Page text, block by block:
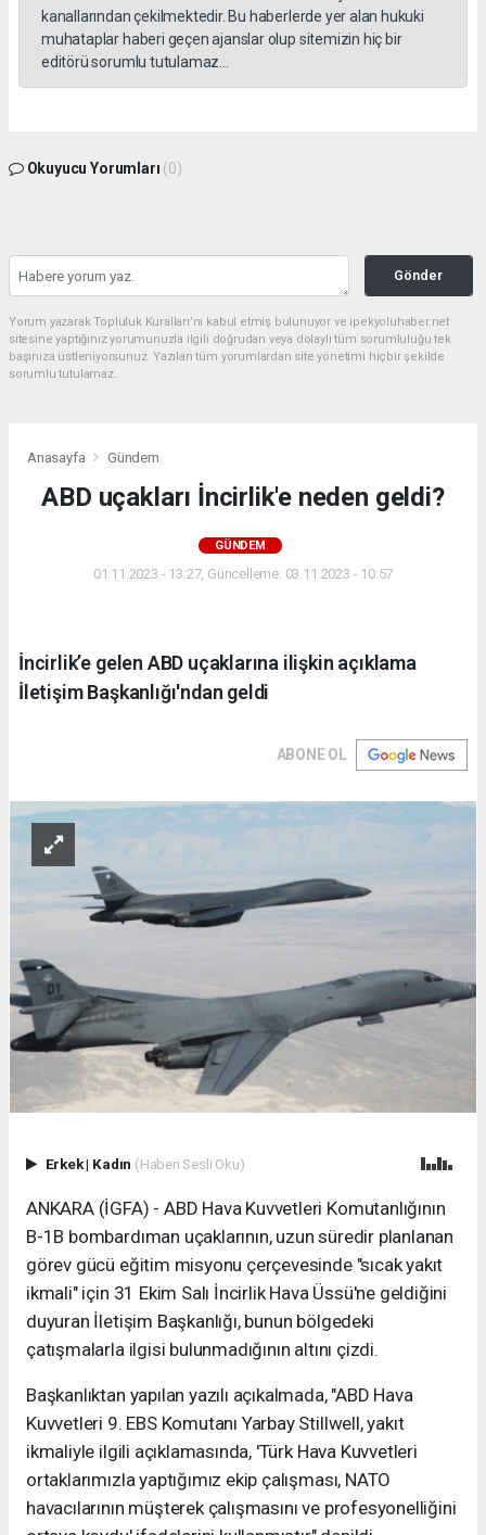
kanallarından çekilmektedir. Bu haberlerde yer alan hukuki
muhataplar haberi geçen ajanslar olup sitemizin hiç bir
editörü sorumlu tutulamaz...
Okuyucu Yorumları (0)
Gönder
Yorum yazarak Topluluk Kuralları’nı kabul etmiş bulunuyor ve ipekyoluhaber.net
sitesine yaptığınız yorumunuzla ilgili doğrudan veya dolaylı tüm sorumluluğu tek
başınıza üstleniyorsunuz. Yazılan tüm yorumlardan site yönetimi hiçbir şekilde
sorumlu tutulamaz.
Anasayfa Gündem
ABD uçakları İncirlik'e neden geldi?
GÜNDEM
01.11.2023 - 13:27, Güncelleme: 03.11.2023 - 10:57
İncirlik’e gelen ABD uçaklarına ilişkin açıklama
İletişim Başkanlığı'ndan geldi
ABONE OL
Erkek| Kadın (Haberi Sesli Oku)
ANKARA (İGFA) - ABD Hava Kuvvetleri Komutanlığının
B-1B bombardıman uçaklarının, uzun süredir planlanan
görev gücü eğitim misyonu çerçevesinde "sıcak yakıt
ikmali" için 31 Ekim Salı İncirlik Hava Üssü'ne geldiğini
duyuran İletişim Başkanlığı, bunun bölgedeki
çatışmalarla ilgisi bulunmadığının altını çizdi.
Başkanlıktan yapılan yazılı açıkalmada, "ABD Hava
Kuvvetleri 9. EBS Komutanı Yarbay Stillwell, yakıt
ikmaliyle ilgili açıklamasında, 'Türk Hava Kuvvetleri
ortaklarımızla yaptığımız ekip çalışması, NATO
havacılarının müşterek çalışmasını ve profesyonelliğini